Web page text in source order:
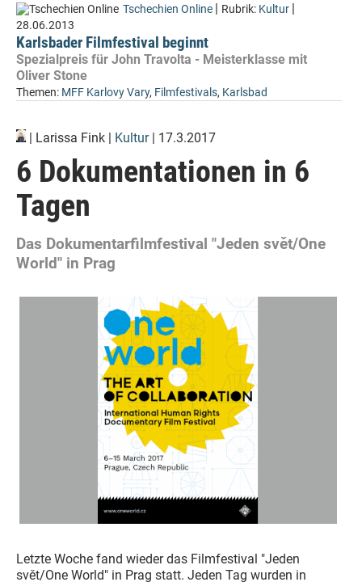
Tschechien Online | Rubrik: Kultur |
28.06.2013
Karlsbader Filmfestival beginnt
Spezialpreis für John Travolta - Meisterklasse mit
Oliver Stone
Themen: MFF Karlovy Vary, Filmfestivals, Karlsbad
| Larissa Fink | Kultur| 17.3.2017
6 Dokumentationen in 6
Tagen
Das Dokumentarfilmfestival "Jeden svět/One
World" in Prag
Letzte Woche fand wieder das Filmfestival "Jeden
svět/One World" in Prag statt. Jeden Tag wurden in